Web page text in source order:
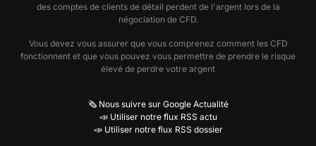
des comptes de clients de détail perdent de l'argent lors de la
négociation de CFD.
Vous devez vous assurer que vous comprenez comment les CFD
fonctionnent et que vous pouvez vous permettre de prendre le risque
élevé de perdre votre argent
🗞️ Nous suivre sur Google Actualité
📣 Utiliser notre flux RSS actu
📣 Utiliser notre flux RSS dossier